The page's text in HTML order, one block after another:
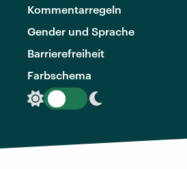
Kommentarregeln
Gender und Sprache
Barrierefreiheit
Farbschema